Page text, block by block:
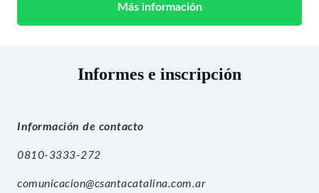
Más información
Informes e inscripción
Información de contacto
0810-3333-272
comunicacion@csantacatalina.com.ar